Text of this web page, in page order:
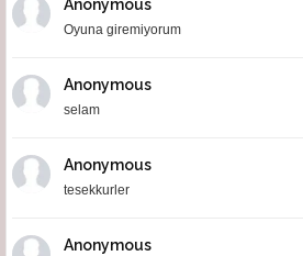
Anonymous
Oyuna giremiyorum
Anonymous
selam
Anonymous
tesekkurler
Anonymous